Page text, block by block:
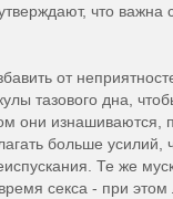
что важна
от
тазового дна,
они изнашиваются,
больше усилий,
Те же
секса - при этом